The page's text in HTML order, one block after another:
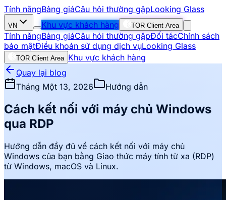
Tính năngBảng giáCâu hỏi thường gặpLooking Glass
VN Khu vực khách hàng TOR Client Area
Tính năngBảng giáCâu hỏi thường gặpĐối tácChính sách
bảo mậtĐiều khoản sử dụng dịch vụLooking Glass
TOR Client Area Khu vực khách hàng
Quay lại blog
Tháng Một 13, 2026
Hướng dẫn
Cách kết nối với máy chủ Windows
qua RDP
Hướng dẫn đầy đủ về cách kết nối với máy chủ
Windows của bạn bằng Giao thức máy tính từ xa (RDP)
từ Windows, macOS và Linux.